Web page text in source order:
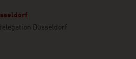
Düsseldorf